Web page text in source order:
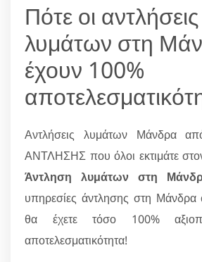
Πότε οι αντλήσεις
λυμάτων στη
έχουν 100%
Αντλήσεις λυμάτων Μάνδρα
ΑΝΤΛΗΣΗΣ που όλοι εκτιμάτε
Άντληση λυμάτων στη
υπηρεσίες άντλησης στη Μάνδρα
θα έχετε τόσο 100%
αποτελεσματικότητα!